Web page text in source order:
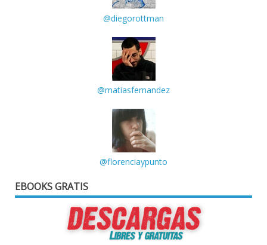
@diegorottman
@matiasfernandez
@florenciaypunto
EBOOKS GRATIS